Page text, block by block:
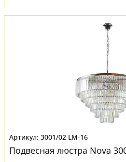
3001/02 LM-16
Подвесная люстра Nova